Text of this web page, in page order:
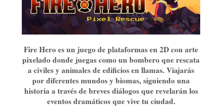
Fire Hero es un juego de plataformas en 2D con arte
pixelado donde juegas como un bombero que rescata
a civiles y animales de edificios en llamas. Viajarás
por diferentes mundos y biomas, siguiendo una
historia a través de breves diálogos que revelarán los
eventos dramáticos que vive tu ciudad.